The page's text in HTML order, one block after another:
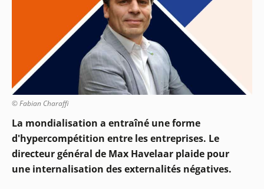
© Fabian Charaffi
La mondialisation a entraîné une forme
d'hypercompétition entre les entreprises. Le
directeur général de Max Havelaar plaide pour
une internalisation des externalités négatives.